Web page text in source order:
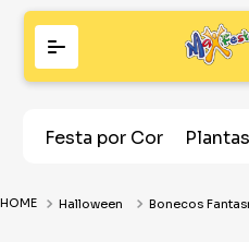
Festa por Cor
Halloween Bonecos